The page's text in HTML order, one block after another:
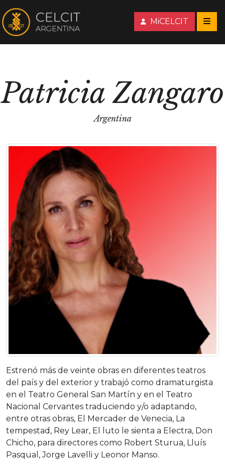
MiCELCIT
Patricia Zangaro
Argentina
Estrenó más de veinte obras en diferentes teatros
del país y del exterior y trabajó como dramaturgista
en el Teatro General San Martín y en el Teatro
Nacional Cervantes traduciendo y/o adaptando,
entre otras obras, El Mercader de Venecia, La
tempestad, Rey Lear, El luto le sienta a Electra, Don
Chicho, para directores como Robert Sturua, Lluís
Pasqual, Jorge Lavelli y Leonor Manso.